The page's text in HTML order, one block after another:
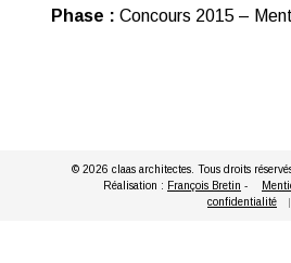
Phase : Concours 2015 –
© 2026 claas architectes. Tous droits
Réalisation : François Bretin -
confidentialité